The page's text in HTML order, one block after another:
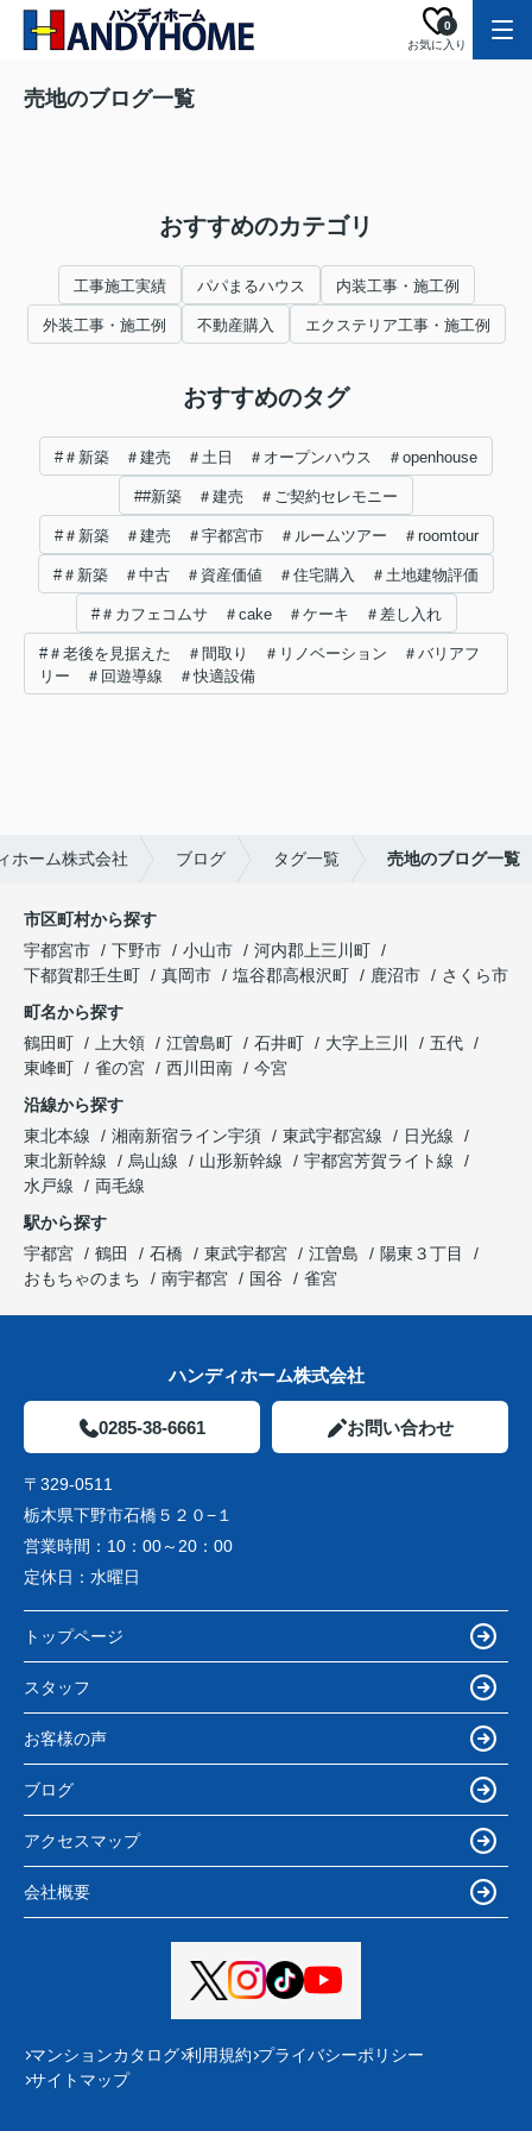
お気に入り
0
売地のブログ一覧
おすすめのカテゴリ
工事施工実績 パパまるハウス 内装工事・施工例
外装工事・施工例 不動産購入 エクステリア工事・施工例
おすすめのタグ
#＃新築 ＃建売 ＃土日 ＃オープンハウス ＃openhouse
##新築 ＃建売 ＃ご契約セレモニー
#＃新築 ＃建売 ＃宇都宮市 ＃ルームツアー ＃roomtour
#＃新築 ＃中古 ＃資産価値 ＃住宅購入 ＃土地建物評価
#＃カフェコムサ ＃cake ＃ケーキ ＃差し入れ
#＃老後を見据えた ＃間取り ＃リノベーション ＃バリアフ
リー ＃回遊導線 ＃快適設備
ホーム株式会社 ブログ タグ一覧 売地のブログ一覧
市区町村から探す
宇都宮市
下野市 小山市
河内郡上三川町
下都賀郡壬生町
真岡市 塩谷郡高根沢町 鹿沼市
さくら市
町名から探す
鶴田町
上大領 江曽島町 石井町 大字上三川
五代
東峰町
雀の宮 西川田南
今宮
沿線から探す
東北本線
湘南新宿ライン宇須 東武宇都宮線
日光線
東北新幹線
烏山線 山形新幹線
宇都宮芳賀ライト線
水戸線
両毛線
駅から探す
宇都宮
鶴田 石橋 東武宇都宮 江曽島
陽東３丁目
おもちゃのまち
南宇都宮 国谷 雀宮
ハンディホーム株式会社
0285-38-6661 お問い合わせ
〒329-0511
栃木県下野市石橋５２０−１
営業時間： 10：00～20：00
定休日： 水曜日
トップページ
スタッフ
お客様の声
ブログ
アクセスマップ
会社概要
マンションカタログ 利用規約 プライバシーポリシー
サイトマップ